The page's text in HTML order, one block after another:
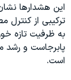
این هشدارها
ترکیبی از کنترل
به ظرفیت تازه
پابرجاست و رشد
است.